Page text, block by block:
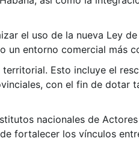
el uso de la nueva Ley
un entorno comercial más
Esto incluye el
con el fin de dotar
nacionales de
fortalecer los vínculos